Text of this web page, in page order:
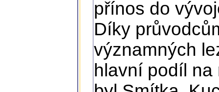
přínos do
Díky
významných
hlavní podíl